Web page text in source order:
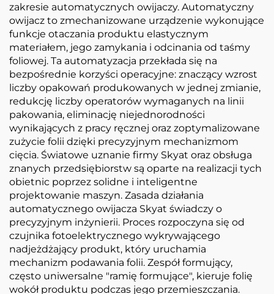
zakresie automatycznych owijaczy. Automatyczny
owijacz to zmechanizowane urządzenie wykonujące
funkcje otaczania produktu elastycznym
materiałem, jego zamykania i odcinania od taśmy
foliowej. Ta automatyzacja przekłada się na
bezpośrednie korzyści operacyjne: znaczący wzrost
liczby opakowań produkowanych w jednej zmianie,
redukcję liczby operatorów wymaganych na linii
pakowania, eliminację niejednorodności
wynikających z pracy ręcznej oraz zoptymalizowane
zużycie folii dzięki precyzyjnym mechanizmom
cięcia. Światowe uznanie firmy Skyat oraz obsługa
znanych przedsiębiorstw są oparte na realizacji tych
obietnic poprzez solidne i inteligentne
projektowanie maszyn. Zasada działania
automatycznego owijacza Skyat świadczy o
precyzyjnym inżynierii. Proces rozpoczyna się od
czujnika fotoelektrycznego wykrywającego
nadjeżdżający produkt, który uruchamia
mechanizm podawania folii. Zespół formujący,
często uniwersalne "ramię formujące", kieruje folię
wokół produktu podczas jego przemieszczania.